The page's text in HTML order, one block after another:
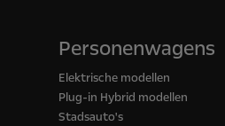
Personenwagens
Elektrische modellen
Plug-in Hybrid modellen
Stadsauto's